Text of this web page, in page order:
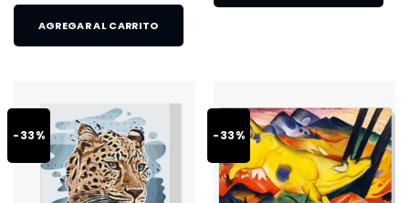
AGREGAR AL CARRITO
-33% -33%